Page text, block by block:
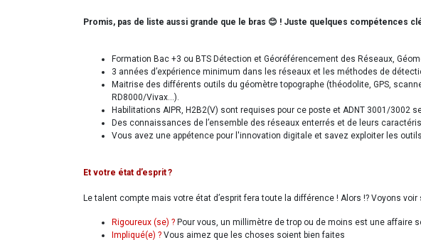
Promis, pas de liste aussi grande que le bras 😊 ! Juste quelques compétences
Formation Bac +3 ou BTS Détection et Géoréférencement des Réseaux,
3 années d’expérience minimum dans les réseaux et les méthodes de
Maitrise des différents outils du géomètre topographe (théodolite, GPS,
RD8000/Vivax…).
Habilitations AIPR, H2B2(V) sont requises pour ce poste et ADNT 3001/3002
Des connaissances de l’ensemble des réseaux enterrés et de leurs
Vous avez une appétence pour l'innovation digitale et savez exploiter les
Et votre état d’esprit ?
Le talent compte mais votre état d’esprit fera toute la différence ! Alors !? Voyons
Rigoureux (se) ? Pour vous, un millimètre de trop ou de moins est une affaire
Impliqué(e) ? Vous aimez que les choses soient bien faites